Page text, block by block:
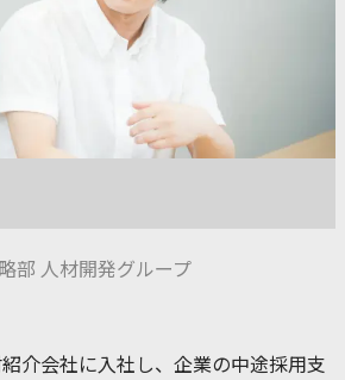
部 人材開発グループ
介会社に入社し、企業の中途採用支